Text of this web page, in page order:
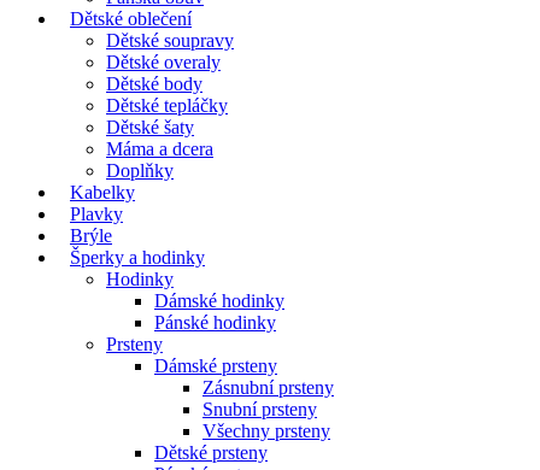
Dětské oblečení
Dětské soupravy
Dětské overaly
Dětské body
Dětské tepláčky
Dětské šaty
Máma a dcera
Doplňky
Kabelky
Plavky
Brýle
Šperky a hodinky
Hodinky
Dámské hodinky
Pánské hodinky
Prsteny
Dámské prsteny
Zásnubní prsteny
Snubní prsteny
Všechny prsteny
Dětské prsteny